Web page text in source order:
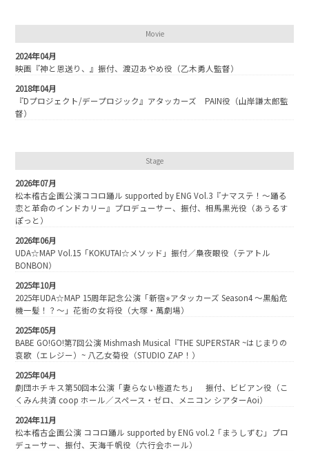
Movie
2024年04月
映画『神と恩送り、』振付、渡辺あやめ役（乙木勇人監督）
2018年04月
『Dプロジェクト/デープロジック』アタッカーズ PAIN役（山岸謙太郎監
督）
Stage
2026年07月
松本稽古企画公演ココロ踊ル supported by ENG Vol.3『ナマステ！～踊る
恋と革命のインドカリー』プロデューサー、振付、相馬黒光役（あうるす
ぽっと）
2026年06月
UDA☆MAP Vol.15「KOKUTAI☆メソッド」振付／梟夜眼役（テアトル
BONBON）
2025年10月
2025年UDA☆MAP 15周年記念公演「新宿⭐︎アタッカーズ Season4 〜黒船危
機一髪！？〜」花街の女将役（大塚・萬劇場）
2025年05月
BABE GO!GO!第7回公演 Mishmash Musical『THE SUPERSTAR ~はじまりの
哀歌（エレジー）~ 八乙女菊役（STUDIO ZAP！）
2025年04月
劇団ホチキス第50回本公演「妻らない極道たち」 振付、ビビアン役（こ
くみん共済 coop ホール／スペース・ゼロ、メニコン シアターAoi）
2024年11月
松本稽古企画公演 ココロ踊ル supported by ENG vol.2「まうしずむ」プロ
デューサー、振付、天海千帆役（六行会ホール）